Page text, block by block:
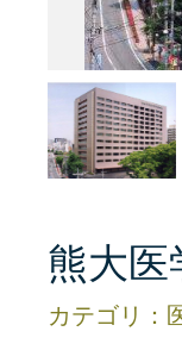
熊大
カテゴリ：